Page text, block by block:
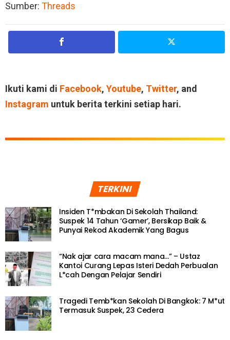
Sumber: Threads
Ikuti kami di Facebook, Youtube, Twitter, and
Instagram untuk berita terkini setiap hari.
TERKINI
Insiden T*mbakan Di Sekolah Thailand:
Suspek 14 Tahun ‘Gamer’, Bersikap Baik &
Punyai Rekod Akademik Yang Bagus
“Nak ajar cara macam mana…” – Ustaz
Kantoi Curang Lepas Isteri Dedah Perbualan
L*cah Dengan Pelajar Sendiri
Tragedi Temb*kan Sekolah Di Bangkok: 7 M*ut
Termasuk Suspek, 23 Cedera